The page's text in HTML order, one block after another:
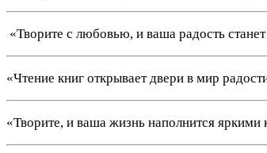
«Творите с любовью, и ваша радость
«Чтение книг открывает двери в мир
«Творите, и ваша жизнь наполнится яркими